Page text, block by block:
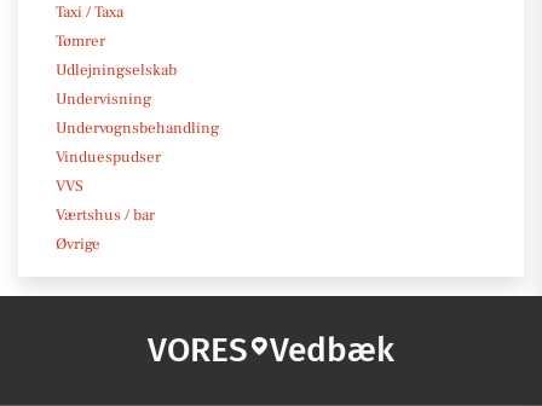
Taxi / Taxa
Tømrer
Udlejningselskab
Undervisning
Undervognsbehandling
Vinduespudser
VVS
Værtshus / bar
Øvrige
VORES Vedbæk